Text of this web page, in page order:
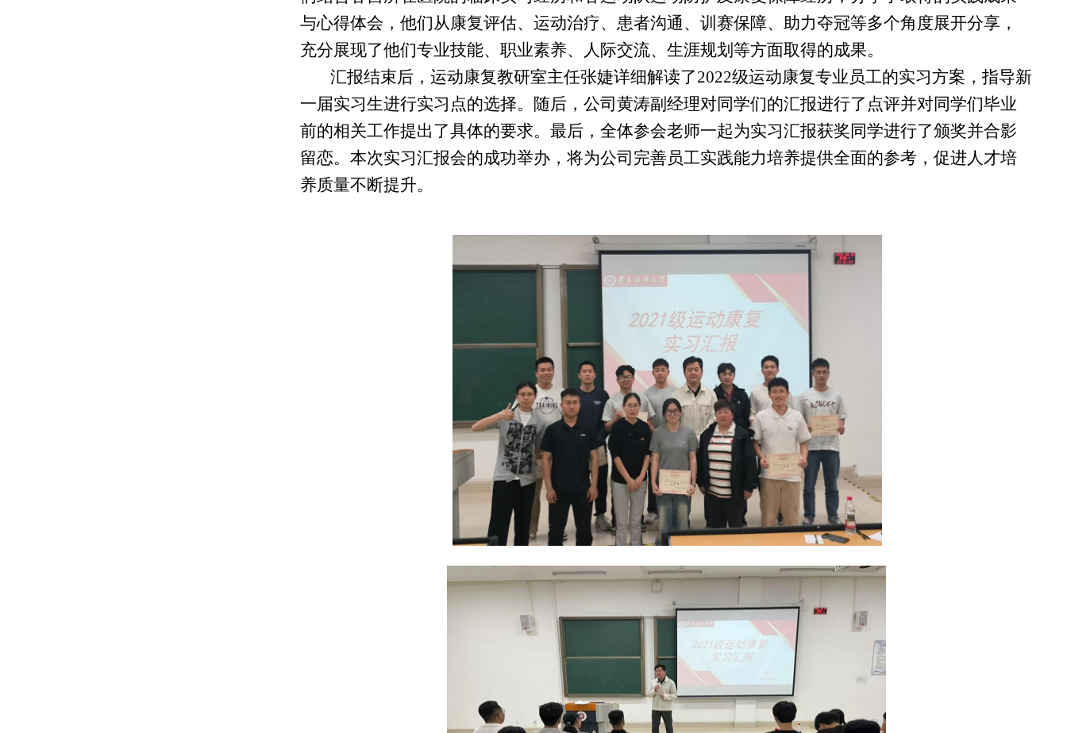
与心得体会，他们从康复评估、运动治疗、患者沟通、训赛保障、助力夺冠等多个角度展开分享，
充分展现了他们专业技能、职业素养、人际交流、生涯规划等方面取得的成果。
汇报结束后，运动康复教研室主任张婕详细解读了2022级运动康复专业员工的实习方案，指导新
一届实习生进行实习点的选择。随后，公司黄涛副经理对同学们的汇报进行了点评并对同学们毕业
前的相关工作提出了具体的要求。最后，全体参会老师一起为实习汇报获奖同学进行了颁奖并合影
留恋。本次实习汇报会的成功举办，将为公司完善员工实践能力培养提供全面的参考，促进人才培
养质量不断提升。